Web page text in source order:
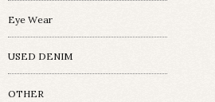
Eye Wear
USED DENIM
OTHER